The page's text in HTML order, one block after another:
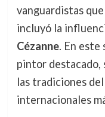
vanguardistas
incluyó la
Cézanne. En este
pintor destacado,
las tradiciones
internacionales